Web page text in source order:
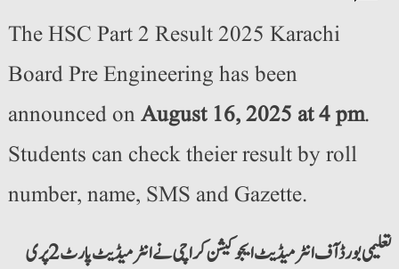
The HSC Part 2 Result 2025 Karachi
Board Pre Engineering has been
announced onAugust 16, 2025 at 4 pm.
Students can check theier result by roll
number, name, SMS and Gazette.
تعلیمی بورڈ آف انٹرمیڈیٹ ایجوکیشن کراچی نے انٹرمیڈیٹ پارٹ 2 پری